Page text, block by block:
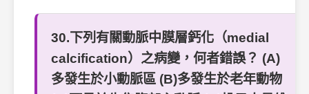
30.下列有關動脈中膜層鈣化（medial
calcification）之病變，何者錯誤？ (A)
多發生於小動脈區 (B)多發生於老年動物